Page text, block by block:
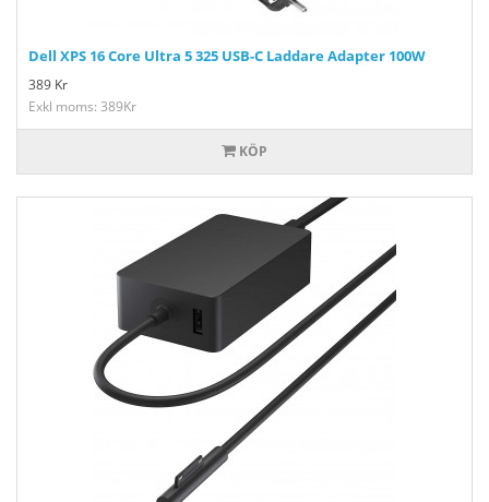
Dell XPS 16 Core Ultra 5 325 USB-C Laddare Adapter 100W
389 Kr
Exkl moms: 389Kr
KÖP